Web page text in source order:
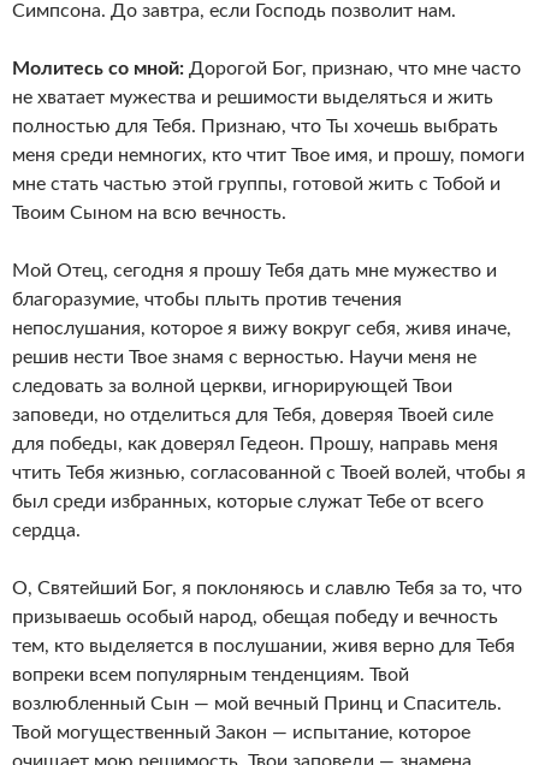
Симпсона. До завтра, если Господь позволит нам.
Молитесь со мной: Дорогой Бог, признаю, что мне часто
не хватает мужества и решимости выделяться и жить
полностью для Тебя. Признаю, что Ты хочешь выбрать
меня среди немногих, кто чтит Твое имя, и прошу, помоги
мне стать частью этой группы, готовой жить с Тобой и
Твоим Сыном на всю вечность.
Мой Отец, сегодня я прошу Тебя дать мне мужество и
благоразумие, чтобы плыть против течения
непослушания, которое я вижу вокруг себя, живя иначе,
решив нести Твое знамя с верностью. Научи меня не
следовать за волной церкви, игнорирующей Твои
заповеди, но отделиться для Тебя, доверяя Твоей силе
для победы, как доверял Гедеон. Прошу, направь меня
чтить Тебя жизнью, согласованной с Твоей волей, чтобы я
был среди избранных, которые служат Тебе от всего
сердца.
О, Святейший Бог, я поклоняюсь и славлю Тебя за то, что
призываешь особый народ, обещая победу и вечность
тем, кто выделяется в послушании, живя верно для Тебя
вопреки всем популярным тенденциям. Твой
возлюбленный Сын — мой вечный Принц и Спаситель.
Твой могущественный Закон — испытание, которое